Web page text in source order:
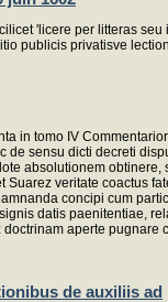
'licere per litteras
publicis privatisve
in tomo IV
de sensu dicti decreti
absolutionem
Suarez veritate coactus
concipi cum
datis paenitentiae,
aperte pugnare
de auxiliis ad